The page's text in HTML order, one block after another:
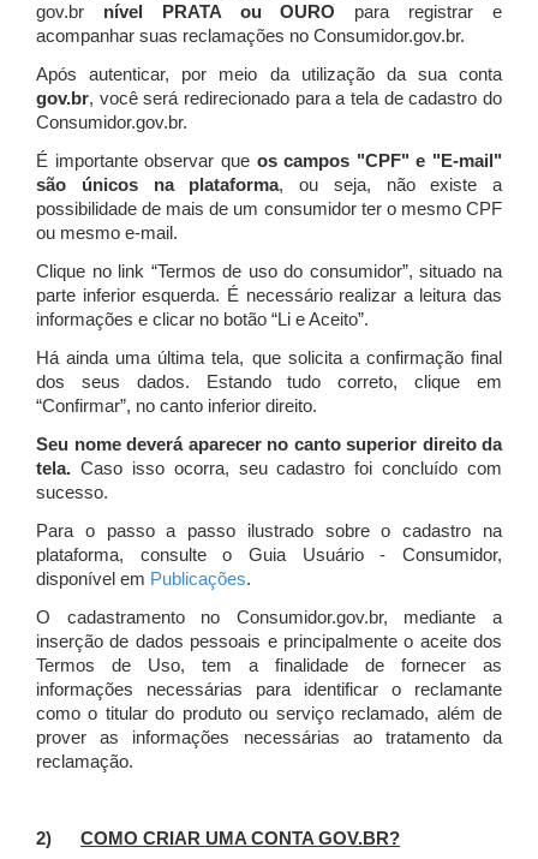
gov.br nível PRATA ou OURO para registrar e
acompanhar suas reclamações no Consumidor.gov.br.
Após autenticar, por meio da utilização da sua conta
gov.br, você será redirecionado para a tela de cadastro do
Consumidor.gov.br.
É importante observar que os campos "CPF" e "E-mail"
são únicos na plataforma, ou seja, não existe a
possibilidade de mais de um consumidor ter o mesmo CPF
ou mesmo e-mail.
Clique no link “Termos de uso do consumidor”, situado na
parte inferior esquerda. É necessário realizar a leitura das
informações e clicar no botão “Li e Aceito”.
Há ainda uma última tela, que solicita a confirmação final
dos seus dados. Estando tudo correto, clique em
“Confirmar”, no canto inferior direito.
Seu nome deverá aparecer no canto superior direito da
tela. Caso isso ocorra, seu cadastro foi concluído com
sucesso.
Para o passo a passo ilustrado sobre o cadastro na
plataforma, consulte o Guia Usuário - Consumidor,
disponível em Publicações.
O cadastramento no Consumidor.gov.br, mediante a
inserção de dados pessoais e principalmente o aceite dos
Termos de Uso, tem a finalidade de fornecer as
informações necessárias para identificar o reclamante
como o titular do produto ou serviço reclamado, além de
prover as informações necessárias ao tratamento da
reclamação.
2) COMO CRIAR UMA CONTA GOV.BR?